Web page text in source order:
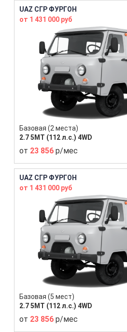
UAZ СГР ФУРГОН
от 1 431 000 руб
Базовая (2 места)
2.7 5MT (112 л.с.) 4WD
от 23 856 р/мес
UAZ СГР ФУРГОН
от 1 431 000 руб
Базовая (5 мест)
2.7 5MT (112 л.с.) 4WD
от 23 856 р/мес